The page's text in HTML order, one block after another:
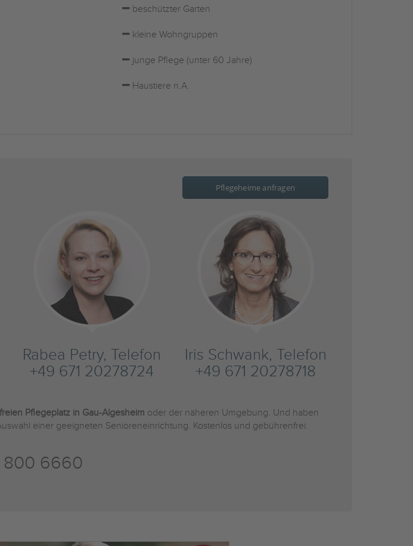
beschützter Garten
kleine Wohngruppen
junge Pflege (unter 60 Jahre)
Haustiere n.A.
Pflegeheime anfragen
Rabea Petry, Telefon
+49 671 20278724
Iris Schwank, Telefon
+49 671 20278718
freien Pflegeplatz in Gau-Algesheim oder der näheren Umgebung. Und haben
einer geeigneten Senioreneinrichtung. Kostenlos und gebührenfrei.
6660